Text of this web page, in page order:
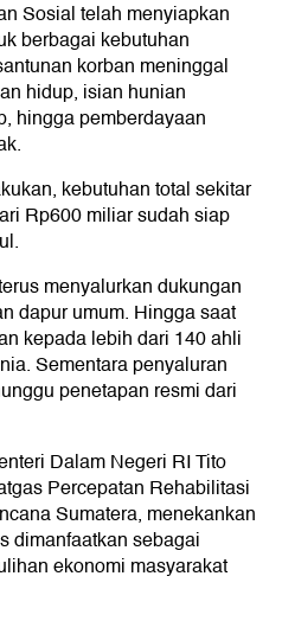
Sosial telah menyiapkan
berbagai kebutuhan
korban meninggal
hidup, isian hunian
hingga pemberdayaan
kebutuhan total sekitar
Rp600 miliar sudah siap
menyalurkan dukungan
dapur umum. Hingga saat
kepada lebih dari 140 ahli
Sementara penyaluran
penetapan resmi dari
Dalam Negeri RI Tito
Percepatan Rehabilitasi
Sumatera, menekankan
dimanfaatkan sebagai
ekonomi masyarakat